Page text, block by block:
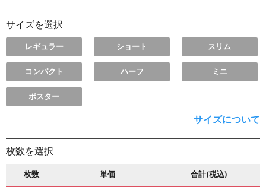
サイズを選択
レギュラー ショート スリム
コンパクト ハーフ ミニ
ポスター
サイズについて
枚数を選択
枚数 単価 合計(税込)